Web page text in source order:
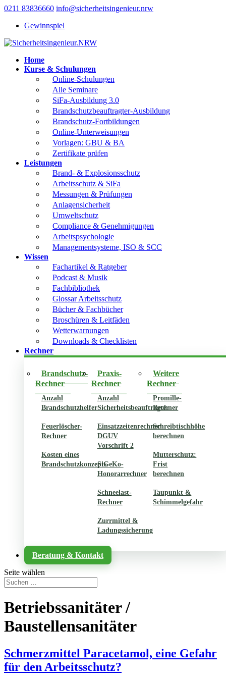
0211 83836660 info@sicherheitsingenieur.nrw
Gewinnspiel
Home
Kurse & Schulungen
Online-Schulungen
Alle Seminare
SiFa-Ausbildung 3.0
Brandschutzbeauftragter-Ausbildung
Brandschutz-Fortbildungen
Online-Unterweisungen
Vorlagen: GBU & BA
Zertifikate prüfen
Leistungen
Brand- & Explosionsschutz
Arbeitsschutz & SiFa
Messungen & Prüfungen
Anlagensicherheit
Umweltschutz
Compliance & Genehmigungen
Arbeitspsychologie
Managementsysteme, ISO & SCC
Wissen
Fachartikel & Ratgeber
Podcast & Musik
Fachbibliothek
Glossar Arbeitsschutz
Bücher & Fachbücher
Broschüren & Leitfäden
Wetterwarnungen
Downloads & Checklisten
Rechner
Brandschutz-
Rechner
Anzahl
Brandschutzhelfer
Feuerlöscher-
Rechner
Kosten eines
Brandschutzkonzepts
Praxis-
Rechner
Anzahl
Sicherheitsbeauftragter
Einsatzzeitenrechner
DGUV
Vorschrift 2
SiGeKo-
Honorarrechner
Schneelast-
Rechner
Zurrmittel &
Ladungssicherung
Weitere
Rechner
Promille-
Rechner
Schreibtischhöhe
berechnen
Mutterschutz:
Frist
berechnen
Taupunkt &
Schimmelgefahr
Beratung & Kontakt
Seite wählen
Betriebssanitäter /
Baustellensanitäter
Schmerzmittel Paracetamol, eine Gefahr
für den Arbeitsschutz?